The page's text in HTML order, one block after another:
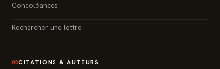
Condoléances
Rechercher une lettre
02CITATIONS & AUTEURS